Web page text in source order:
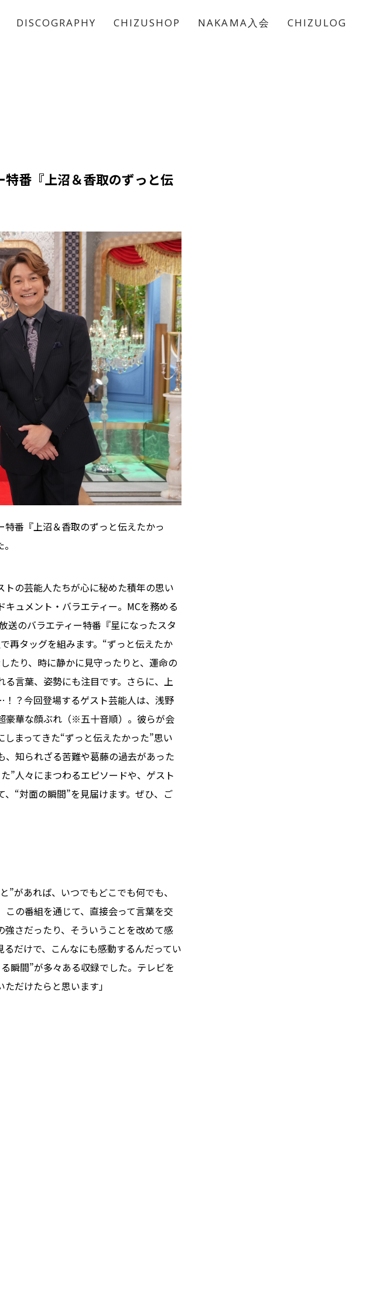
DISCOGRAPHY CHIZUSHOP NAKAMA入会 CHIZULOG
番『上沼＆香取のずっと伝
番『上沼＆香取のずっと伝えたかっ
の芸能人たちが心に秘めた積年の思い
ュメント・バラエティー。MCを務める
送のバラエティー特番『星になったスタ
再タッグを組みます。“ずっと伝えたか
たり、時に静かに見守ったりと、運命の
言葉、姿勢にも注目です。さらに、上
？今回登場するゲスト芸能人は、浅野
豪華な顔ぶれ（※五十音順）。彼らが会
まってきた“ずっと伝えたかった”思い
知られざる苦難や葛藤の過去があった
”人々にまつわるエピソードや、ゲスト
“対面の瞬間”を見届けます。ぜひ、ご
”があれば、いつでもどこでも何でも、
の番組を通じて、直接会って言葉を交
さだったり、そういうことを改めて感
だけで、こんなにも感動するんだってい
瞬間”が多々ある収録でした。テレビを
だけたらと思います」